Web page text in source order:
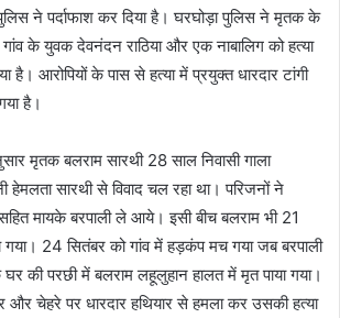
ने पर्दाफाश कर दिया है। घरघोड़ा पुलिस ने मृतक के
के युवक देवनंदन राठिया और एक नाबालिग को हत्या
है। आरोपियों के पास से हत्या में प्रयुक्त धारदार टांगी
है।
बलराम सारथी 28 साल निवासी गाला
हेमलता सारथी से विवाद चल रहा था। परिजनों ने
मायके बरपाली ले आये। इसी बीच बलराम भी 21
24 सितंबर को गांव में हड़कंप मच गया जब बरपाली
घर की परछी में बलराम लहूलुहान हालत में मृत पाया गया।
और चेहरे पर धारदार हथियार से हमला कर उसकी हत्या